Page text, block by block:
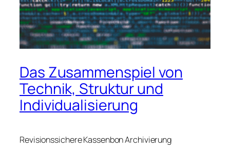
Das Zusammenspiel von
Technik, Struktur und
Individualisierung
Revisionssichere Kassenbon Archivierung